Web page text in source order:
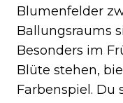
Blumenfelder
Ballungsraums
Besonders im
Blüte stehen,
Farbenspiel. Du